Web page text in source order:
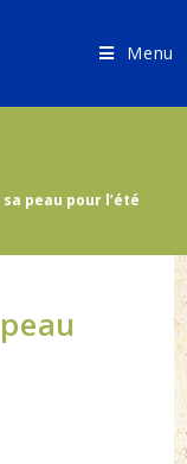
Menu
peau pour l’été